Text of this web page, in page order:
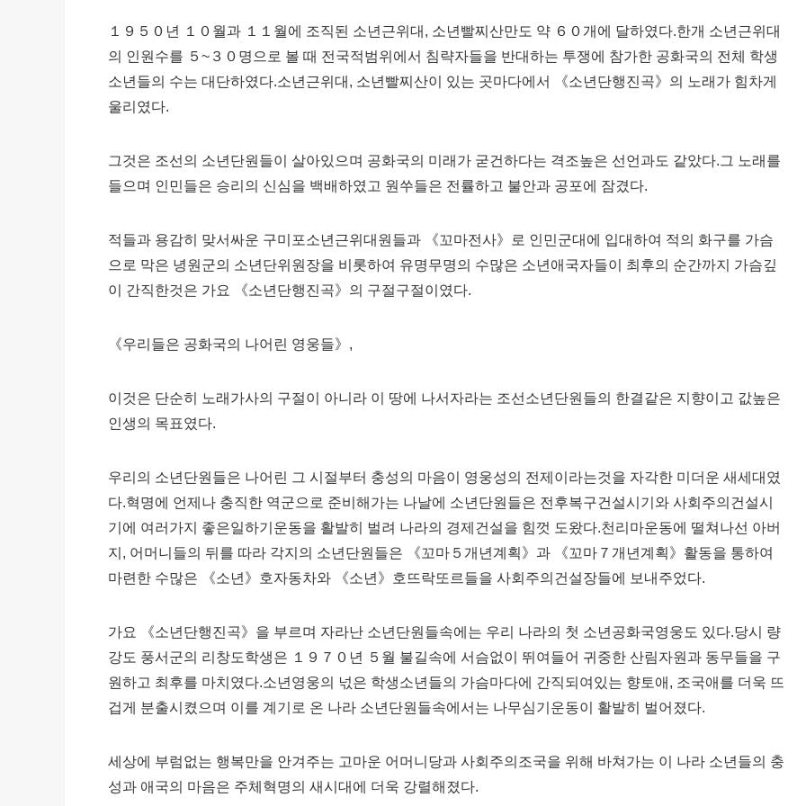
１９５０년 １０월과 １１월에 조직된 소년근위대, 소년빨찌산만도 약 ６０개에 달하였다.한개 소년근위대
의 인원수를 ５~３０명으로 볼 때 전국적범위에서 침략자들을 반대하는 투쟁에 참가한 공화국의 전체 학생
소년들의 수는 대단하였다.소년근위대, 소년빨찌산이 있는 곳마다에서 《소년단행진곡》의 노래가 힘차게
울리였다.
그것은 조선의 소년단원들이 살아있으며 공화국의 미래가 굳건하다는 격조높은 선언과도 같았다.그 노래를
들으며 인민들은 승리의 신심을 백배하였고 원쑤들은 전률하고 불안과 공포에 잠겼다.
적들과 용감히 맞서싸운 구미포소년근위대원들과 《꼬마전사》로 인민군대에 입대하여 적의 화구를 가슴
으로 막은 녕원군의 소년단위원장을 비롯하여 유명무명의 수많은 소년애국자들이 최후의 순간까지 가슴깊
이 간직한것은 가요 《소년단행진곡》의 구절구절이였다.
《우리들은 공화국의 나어린 영웅들》,
이것은 단순히 노래가사의 구절이 아니라 이 땅에 나서자라는 조선소년단원들의 한결같은 지향이고 값높은
인생의 목표였다.
우리의 소년단원들은 나어린 그 시절부터 충성의 마음이 영웅성의 전제이라는것을 자각한 미더운 새세대였
다.혁명에 언제나 충직한 역군으로 준비해가는 나날에 소년단원들은 전후복구건설시기와 사회주의건설시
기에 여러가지 좋은일하기운동을 활발히 벌려 나라의 경제건설을 힘껏 도왔다.천리마운동에 떨쳐나선 아버
지, 어머니들의 뒤를 따라 각지의 소년단원들은 《꼬마５개년계획》과 《꼬마７개년계획》활동을 통하여
마련한 수많은 《소년》호자동차와 《소년》호뜨락또르들을 사회주의건설장들에 보내주었다.
가요 《소년단행진곡》을 부르며 자라난 소년단원들속에는 우리 나라의 첫 소년공화국영웅도 있다.당시 량
강도 풍서군의 리창도학생은 １９７０년 ５월 불길속에 서슴없이 뛰여들어 귀중한 산림자원과 동무들을 구
원하고 최후를 마치였다.소년영웅의 넋은 학생소년들의 가슴마다에 간직되여있는 향토애, 조국애를 더욱 뜨
겁게 분출시켰으며 이를 계기로 온 나라 소년단원들속에서는 나무심기운동이 활발히 벌어졌다.
세상에 부럼없는 행복만을 안겨주는 고마운 어머니당과 사회주의조국을 위해 바쳐가는 이 나라 소년들의 충
성과 애국의 마음은 주체혁명의 새시대에 더욱 강렬해졌다.